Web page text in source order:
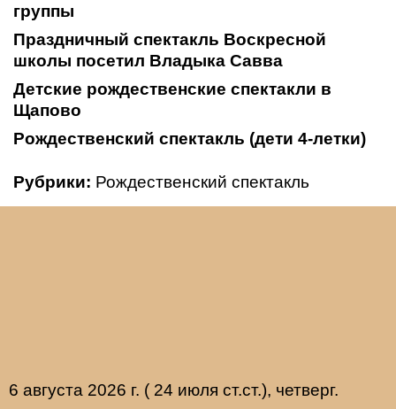
группы
Праздничный спектакль Воскресной
школы посетил Владыка Савва
Детские рождественские спектакли в
Щапово
Рождественский спектакль (дети 4-летки)
Рубрики: Рождественский спектакль
6 августа 2026 г. ( 24 июля ст.ст.), четверг.